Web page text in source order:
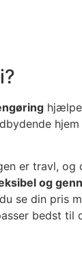
er travl,
og
se din pris
bedst til